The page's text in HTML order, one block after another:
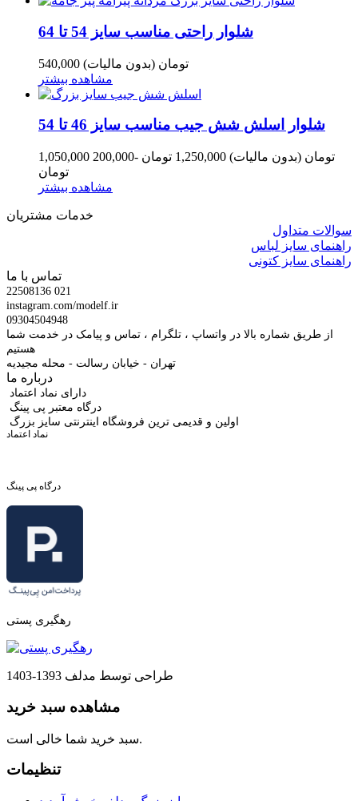
شلوار راحتی مناسب سایز 54 تا 64
540,000 تومان (بدون مالیات)
مشاهده بیشتر
شلوار اسلش شش جیب مناسب سایز 46 تا 54
1,050,000 تومان (بدون مالیات) 1,250,000 تومان
-200,000
تومان
مشاهده بیشتر
خدمات مشتریان
سوالات متداول
راهنمای سایز لباس
راهنمای سایز کتونی
تماس با ما
22508136 021
instagram.com/modelf.ir
09304504948
از طریق شماره بالا در واتساپ ، تلگرام ، تماس و پیامک در خدمت شما
هستیم
تهران - خیابان رسالت - محله مجیدیه
درباره ما
دارای نماد اعتماد
درگاه معتبر پی پینگ
اولین و قدیمی ترین فروشگاه اینترنتی سایز بزرگ
نماد اعتماد
درگاه پی پینگ
رهگیری پستی
طراحی توسط مدلف 1393-1403
مشاهده سبد خرید
سبد خرید شما خالی است.
تنظیمات